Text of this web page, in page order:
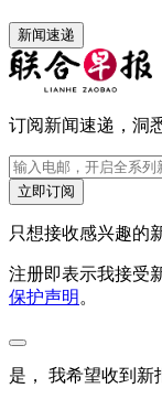
新闻速递
订阅新闻速递，洞
立即订阅
只想接收感兴趣的
注册即表示我接受
保护声明 。
是， 我希望收到新